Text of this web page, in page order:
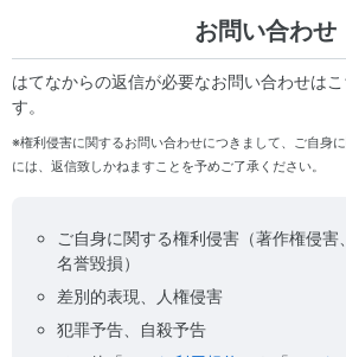
お問い合わせ
はてなからの返信が必要なお問い合わせは
す。
※権利侵害に関するお問い合わせにつきまして、ご自身
には、返信致しかねますことを予めご了承ください。
ご自身に関する権利侵害（著作権侵害
名誉毀損）
差別的表現、人権侵害
犯罪予告、自殺予告